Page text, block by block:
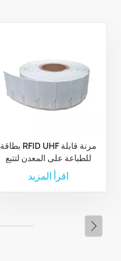
بطاقة RFID UHF مرنة قابلة
للطباعة على المعدن لتتبع
الأصول
اقرأ المزيد